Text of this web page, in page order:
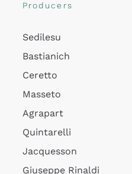
Producers
Sedilesu
Bastianich
Ceretto
Masseto
Agrapart
Quintarelli
Jacquesson
Giuseppe Rinaldi